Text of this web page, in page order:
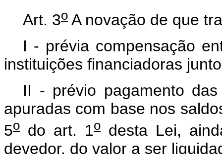
Art. 3o A novação de que
I - prévia compensação
instituições financiadoras
II - prévio pagamento
apuradas com base nos
5o do art. 1o desta Lei,
devedor, do valor a ser